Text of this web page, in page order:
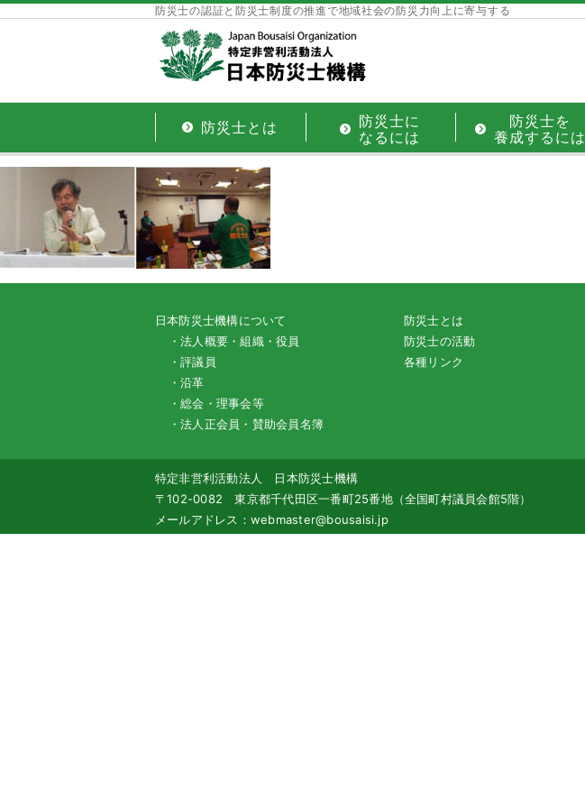
防災士の認証と防災士制度の推進で地域社会の防災力向上に寄与する
防災士とは
防災士に
なるには
防災士を
養成するには
日本防災士機構について
・法人概要・組織・役員
・評議員
・沿革
・総会・理事会等
・法人正会員・賛助会員名簿
防災士とは
防災士の活動
各種リンク
特定非営利活動法人 日本防災士機構
〒102-0082 東京都千代田区一番町25番地（全国町村議員会館5階）
メールアドレス：webmaster@bousaisi.jp